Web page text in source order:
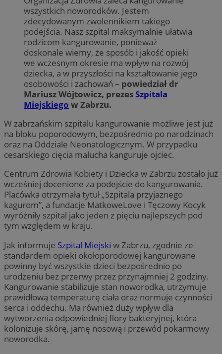
wszystkich noworodków. Jestem
zdecydowanym zwolennikiem takiego
podejścia. Nasz szpital maksymalnie ułatwia
rodzicom kangurowanie, ponieważ
doskonale wiemy, że sposób i jakość opieki
we wczesnym okresie ma wpływ na rozwój
dziecka, a w przyszłości na kształtowanie jego
osobowości i zachowań – powiedział dr
Mariusz Wójtowicz, prezesSzpitala
Miejskiego w Zabrzu.
W zabrzańskim szpitalu kangurowanie możliwe jest już
na bloku poporodowym, bezpośrednio po narodzinach
oraz na Oddziale Neonatologicznym. W przypadku
cesarskiego cięcia malucha kanguruje ojciec.
Centrum Zdrowia Kobiety i Dziecka w Zabrzu zostało już
wcześniej docenione za podejście do kangurowania.
Placówka otrzymała tytuł „Szpitala przyjaznego
kagurom”, a fundacje MatkoweLove i Tęczowy Kocyk
wyróżniły szpital jako jeden z pięciu najlepszych pod
tym względem w kraju.
Jak informuje Szpital Miejski w Zabrzu, zgodnie ze
standardem opieki okołoporodowej kangurowane
powinny być wszystkie dzieci bezpośrednio po
urodzeniu bez przerwy przez przynajmniej 2 godziny.
Kangurowanie stabilizuje stan noworodka, utrzymuje
prawidłową temperaturę ciała oraz normuje czynności
serca i oddechu. Ma również duży wpływ dla
wytworzenia odpowiedniej flory bakteryjnej, która
kolonizuje skórę, jamę nosową i przewód pokarmowy
noworodka.